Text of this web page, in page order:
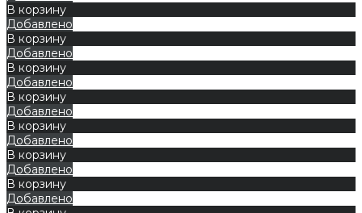
В корзину
Добавлено
В корзину
Добавлено
В корзину
Добавлено
В корзину
Добавлено
В корзину
Добавлено
В корзину
Добавлено
В корзину
Добавлено